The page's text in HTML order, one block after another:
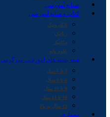
صنایع آموزشی
کتاب و منابع آموزشی
الکترونیک
رباتیک
مکانیک
علوم پایه
همه بسته های آموزشی-سرگرمی
4 تا 6 سال
6 تا 8 سال
8 تا 10 سال
10 تا 12 سال
12 سال به بالا
معماری